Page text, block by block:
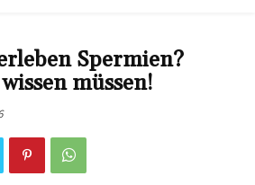
Spermien?
müssen!